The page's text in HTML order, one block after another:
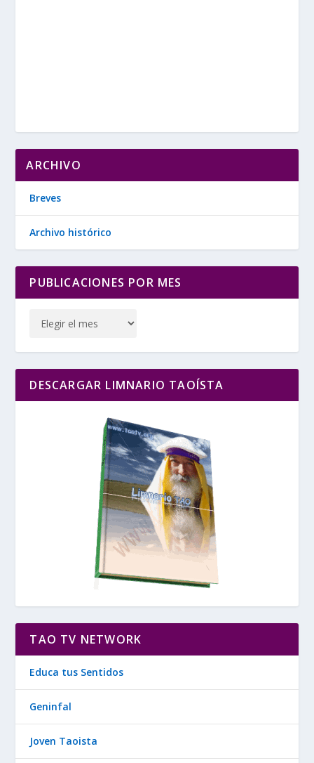
ARCHIVO
Breves
Archivo histórico
PUBLICACIONES POR MES
DESCARGAR LIMNARIO TAOÍSTA
TAO TV NETWORK
Educa tus Sentidos
Geninfal
Joven Taoista